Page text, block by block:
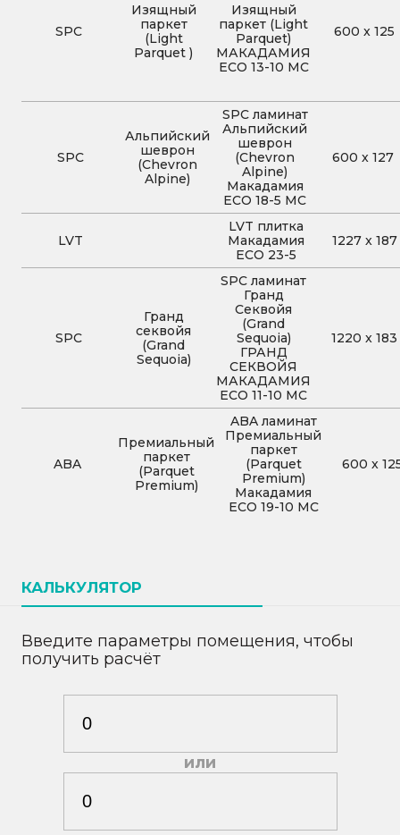
SPC
Изящный
паркет
(Light
Parquet )
Изящный
паркет (Light
Parquet)
МАКАДАМИЯ
ЕСО 13-10 MC
600 x 125
SPC
Альпийский
шеврон
(Chevron
Alpine)
SPC ламинат
Альпийский
шеврон
(Chevron
Alpine)
Макадамия
ECO 18-5 MC
600 x 127
LVT
LVT плитка
Макадамия
ECO 23-5
1227x 187
SPC
Гранд
секвойя
(Grand
Sequoia)
SPC ламинат
Гранд
Секвойя
(Grand
Sequoia)
ГРАНД
СЕКВОЙЯ
МАКАДАМИЯ
ECO 11-10 MC
1220 x 183
ABA
Премиальный
паркет
(Parquet
Premium)
ABA ламинат
Премиальный
паркет
(Parquet
Premium)
Макадамия
ECO 19-10 MC
600 x
КАЛЬКУЛЯТОР
Введите параметры помещения, чтобы
получить расчёт
или